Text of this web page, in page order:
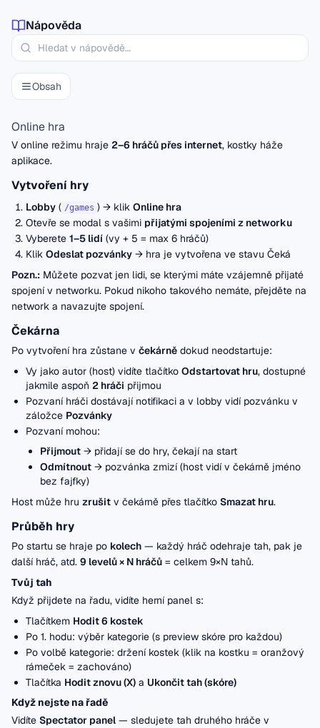
Nápověda
Obsah
Online hra
V online režimu hraje 2–6 hráčů přes internet, kostky háže
aplikace.
Vytvoření hry
Lobby ( /games ) → klik Online hra
Otevře se modal s vašimi přijatými spojeními z networku
Vyberete 1–5 lidí (vy + 5 = max 6 hráčů)
Klik Odeslat pozvánky → hra je vytvořena ve stavu Čeká
Pozn.: Můžete pozvat jen lidi, se kterými máte vzájemně přijaté
spojení v networku. Pokud nikoho takového nemáte, přejděte na
network a navazujte spojení.
Čekárna
Po vytvoření hra zůstane v čekárně dokud neodstartuje:
Vy jako autor (host) vidíte tlačítko Odstartovat hru, dostupné
jakmile aspoň 2 hráči přijmou
Pozvaní hráči dostávají notifikaci a v lobby vidí pozvánku v
záložce Pozvánky
Pozvaní mohou:
Přijmout → přidají se do hry, čekají na start
Odmítnout → pozvánka zmizí (host vidí v čekárně jméno
bez fajfky)
Host může hru zrušit v čekárně přes tlačítko Smazat hru.
Průběh hry
Po startu se hraje po kolech — každý hráč odehraje tah, pak je
další hráč, atd. 9 levelů × N hráčů = celkem 9×N tahů.
Tvůj tah
Když přijdete na řadu, vidíte herní panel s:
Tlačítkem Hodit 6 kostek
Po 1. hodu: výběr kategorie (s preview skóre pro každou)
Po volbě kategorie: držení kostek (klik na kostku = oranžový
rámeček = zachováno)
Tlačítka Hodit znovu (X) a Ukončit tah (skóre)
Když nejste na řadě
Vidíte Spectator panel — sledujete tah druhého hráče v